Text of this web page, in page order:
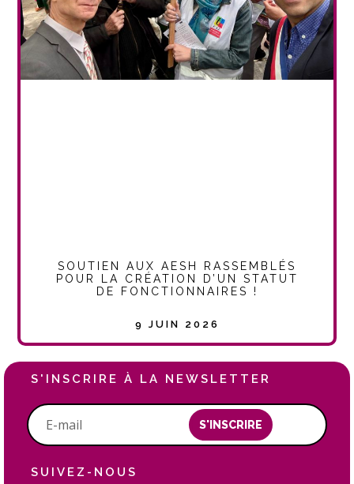
SOUTIEN AUX AESH RASSEMBLÉS
POUR LA CRÉATION D’UN STATUT
DE FONCTIONNAIRES !
9 JUIN 2026
S'INSCRIRE À LA NEWSLETTER
S'INSCRIRE
SUIVEZ-NOUS